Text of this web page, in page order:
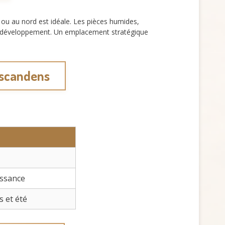
au nord est idéale. Les pièces humides,
Un emplacement stratégique
et été